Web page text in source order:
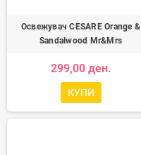
Освежувач CESARE Orange &
Sandalwood Mr&Mrs
299,00 ден.
КУПИ